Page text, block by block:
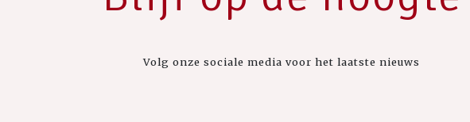
Volg onze sociale media voor het laatste nieuws